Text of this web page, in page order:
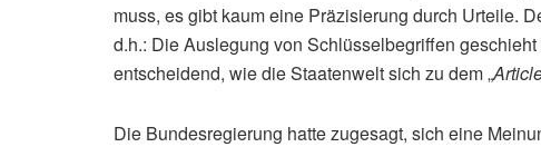
muss, es gibt kaum eine Präzisierung durch Urteile.
d.h.: Die Auslegung von Schlüsselbegriffen
entscheidend, wie die Staatenwelt sich zu dem „
Die Bundesregierung hatte zugesagt, sich eine